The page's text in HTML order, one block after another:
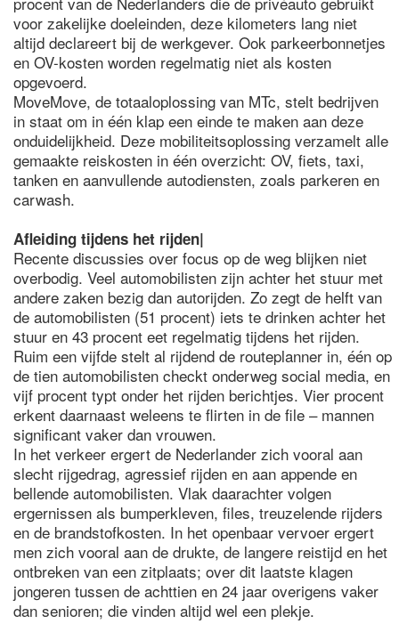
voor zakelijke doeleinden, deze kilometers lang niet
altijd declareert bij de werkgever. Ook parkeerbonnetjes
en OV-kosten worden regelmatig niet als kosten
opgevoerd.
MoveMove, de totaaloplossing van MTc, stelt bedrijven
in staat om in één klap een einde te maken aan deze
onduidelijkheid. Deze mobiliteitsoplossing verzamelt alle
gemaakte reiskosten in één overzicht: OV, fiets, taxi,
tanken en aanvullende autodiensten, zoals parkeren en
carwash.
Afleiding tijdens het rijden|
Recente discussies over focus op de weg blijken niet
overbodig. Veel automobilisten zijn achter het stuur met
andere zaken bezig dan autorijden. Zo zegt de helft van
de automobilisten (51 procent) iets te drinken achter het
stuur en 43 procent eet regelmatig tijdens het rijden.
Ruim een vijfde stelt al rijdend de routeplanner in, één op
de tien automobilisten checkt onderweg social media, en
vijf procent typt onder het rijden berichtjes. Vier procent
erkent daarnaast weleens te flirten in de file – mannen
significant vaker dan vrouwen.
In het verkeer ergert de Nederlander zich vooral aan
slecht rijgedrag, agressief rijden en aan appende en
bellende automobilisten. Vlak daarachter volgen
ergernissen als bumperkleven, files, treuzelende rijders
en de brandstofkosten. In het openbaar vervoer ergert
men zich vooral aan de drukte, de langere reistijd en het
ontbreken van een zitplaats; over dit laatste klagen
jongeren tussen de achttien en 24 jaar overigens vaker
dan senioren; die vinden altijd wel een plekje.